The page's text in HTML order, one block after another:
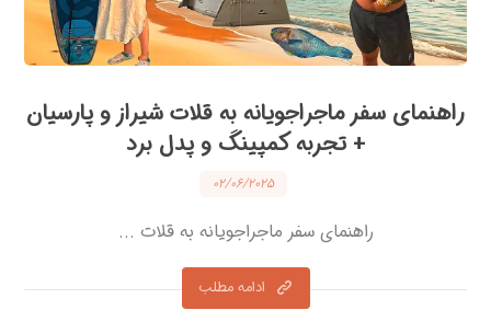
راهنمای سفر ماجراجویانه به قلات شیراز و پارسیان
+ تجربه کمپینگ و پدل برد
۰۲/۰۶/۲۰۲۵
راهنمای سفر ماجراجویانه به قلات ...
ادامه مطلب